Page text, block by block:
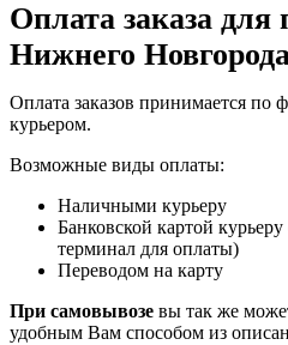
Оплата заказа для
Нижнего
Оплата заказов принимается по
курьером.
Возможные виды оплаты:
Наличными курьеру
Банковской картой курьеру
терминал для оплаты)
Переводом на карту
При самовывозе вы так же
удобным Вам способом из